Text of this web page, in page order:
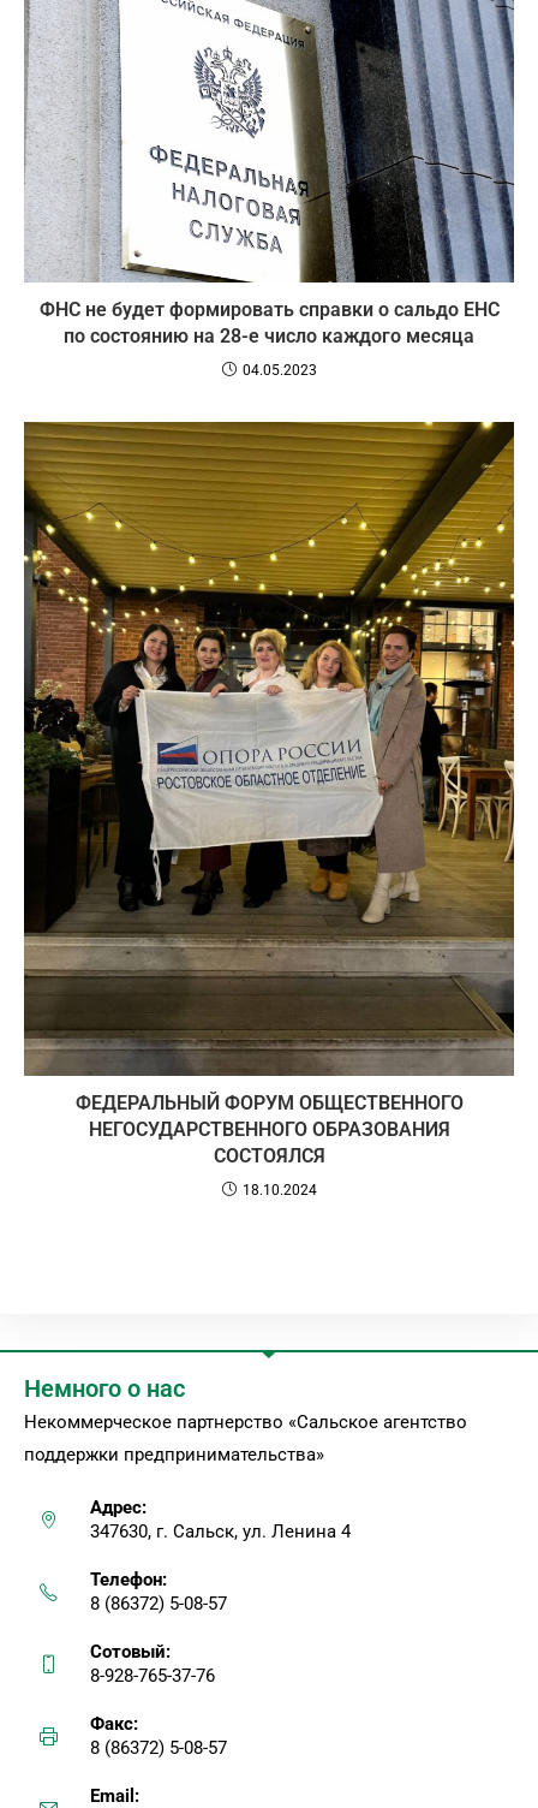
ФНС не будет формировать справки о сальдо ЕНС
по состоянию на 28-е число каждого месяца
04.05.2023
ФЕДЕРАЛЬНЫЙ ФОРУМ ОБЩЕСТВЕННОГО
НЕГОСУДАРСТВЕННОГО ОБРАЗОВАНИЯ
СОСТОЯЛСЯ
18.10.2024
Немного о нас
Некоммерческое партнерство «Сальское агентство
поддержки предпринимательства»
Адрес:
347630, г. Сальск, ул. Ленина 4
Телефон:
8 (86372) 5-08-57
Сотовый:
8-928-765-37-76
Факс:
8 (86372) 5-08-57
Email: